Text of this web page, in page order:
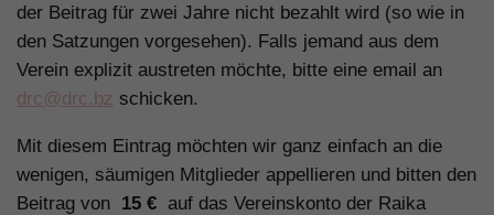
der Beitrag für zwei Jahre nicht bezahlt wird (so wie in
den Satzungen vorgesehen). Falls jemand aus dem
Verein explizit austreten möchte, bitte eine email an
drc@drc.bz schicken.
Mit diesem Eintrag möchten wir ganz einfach an die
wenigen, säumigen Mitglieder appellieren und bitten den
Beitrag von 15 € auf das Vereinskonto der Raika